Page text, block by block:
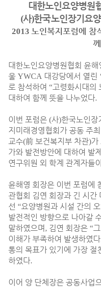
대한노인요양병원
(사)한국노인장기요
2013 노인복지포럼에 참
대한노인요양병원협회 윤
울 YWCA 대강당에서 열린
로 참석하여 “고령화시대의
대하여 함께 뜻을 나누었다.
이번 포럼은 (사)한국노인장
지미래경영협회가 공동 주
교수(前 보건복지부 차관)가
가와 발전방안에 대하여 발
연구위원 외 학계 관계자들
윤해영 회장은 이번 포럼에
관협회 김연 회장과 긴 시간
선 “요양병원과 시설 간의
발전적인 방향으로 나아갈
말하였으며 , 김연 회장은 “
이해가 부족하여 발생하였다
통의 목표가 있기에 가장 절
하였다.
이어 양 단체장은 공동사업